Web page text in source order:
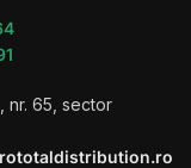
nr. 65, sector